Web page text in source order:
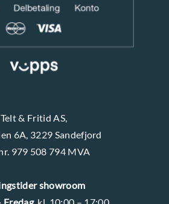
Telt & Fritid AS,
6A, 3229 Sandefjord
979 508 794 MVA
showroom
Fredagkl. 10:00 – 17:00